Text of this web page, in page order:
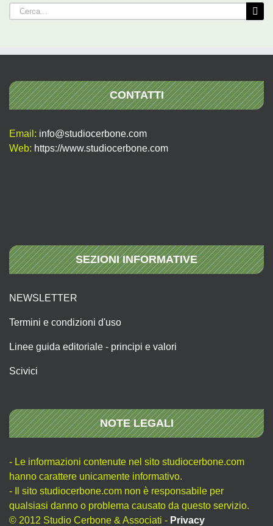
Cerca
per:
CONTATTI
Email: info@studiocerbone.com
Web: https://www.studiocerbone.com
SEZIONI INFORMATIVE
NEWSLETTER
Termini e condizioni d'uso
Linee guida editoriale - principi e valori
Scivici
NOTE LEGALI
- Le informazioni contenute nel sito studiocerbone.com
hanno carattere unicamente informativo.
- Il sito studiocerbone.com non è responsabile per
qualsiasi danno o problema causato da questo servizio.
© 2012 Studio Cerbone & Associati - Privacy